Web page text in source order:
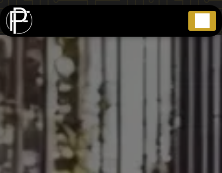
Panneau de gestion des cookies